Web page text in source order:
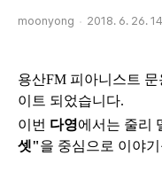
moonyong 2018. 6. 26.
용산FM 피아니스트
이트 되었습니다.
이번 다영에서는 줄리
셋"을 중심으로 이야